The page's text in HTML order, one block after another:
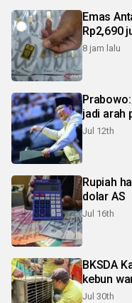
Emas
Rp2,690
8 jam lalu
jadi arah
Jul 12th
Rupiah
dolar AS
Jul 16th
BKSDA
kebun
Jul 30th